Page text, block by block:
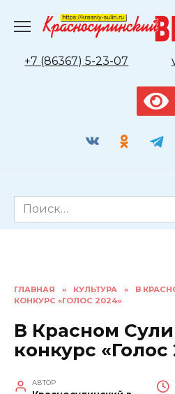
содержанию
+7 (86367) 5-23-07
Search
for:
ГЛАВНАЯ » КУЛЬТУРА »
В
КОНКУРС «ГОЛОС 2024»
В Красном
конкурс «Голос
АВТОР